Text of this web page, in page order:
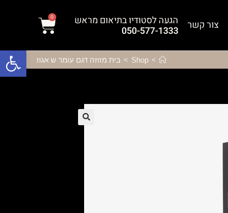
פתח סרגל נגישות
צור קשר הגעה לסטודיו בתיאום מראש
050-577-1333
0
>
Shop
> בית מזוזה דגם עומר ש אגוז